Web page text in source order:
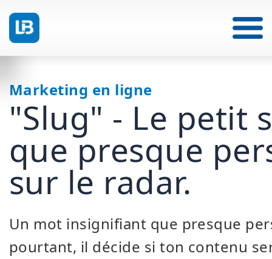
Marketing en ligne
"Slug" - Le petit
que presque
sur le radar.
Un mot insignifiant que presque
pourtant, il décide si ton contenu